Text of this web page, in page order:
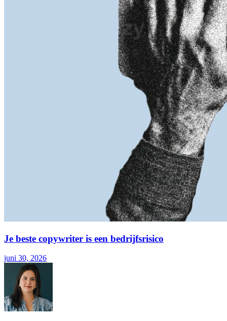
Je beste copywriter is een bedrijfsrisico
juni 30, 2026